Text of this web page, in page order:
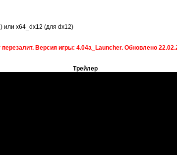
или x64_dx12 (для dx12)
перезалит. Версия игры: 4.04a_Launcher. Обновлено
Трейлер